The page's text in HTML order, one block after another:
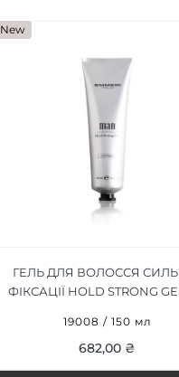
New
ГЕЛЬ ДЛЯ ВОЛОССЯ
ФІКСАЦІЇ HOLD STRONG
19008 / 150 мл
682,00 ₴